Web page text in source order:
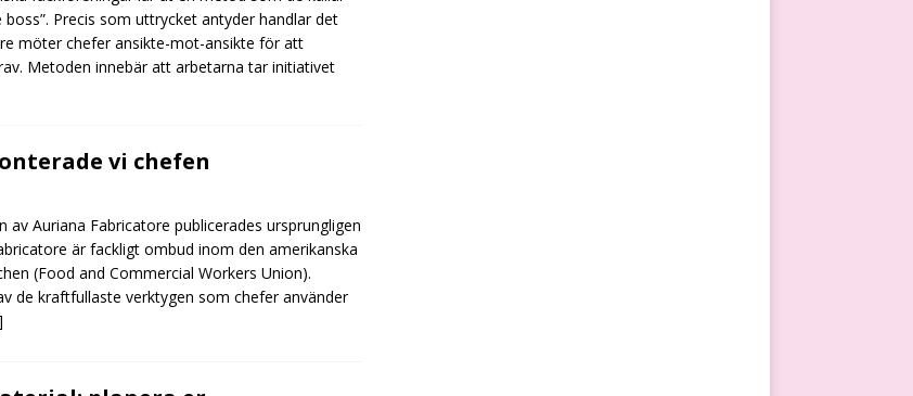
boss”. Precis som uttrycket antyder handlar det
möter chefer ansikte-mot-ansikte för att
Metoden innebär att arbetarna tar initiativet
vi chefen
av Auriana Fabricatore publicerades ursprungligen
är fackligt ombud inom den amerikanska
(Food and Commercial Workers Union).
de kraftfullaste verktygen som chefer använder